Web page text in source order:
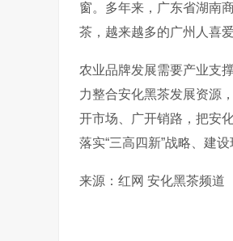
窗。多年来，广东省湖南
茶，越来越多的广州人喜
农业品牌发展需要产业支
力整合安化黑茶发展资源
开市场、广开销路，把安
落实“三高四新”战略、建
来源：红网 安化黑茶频道